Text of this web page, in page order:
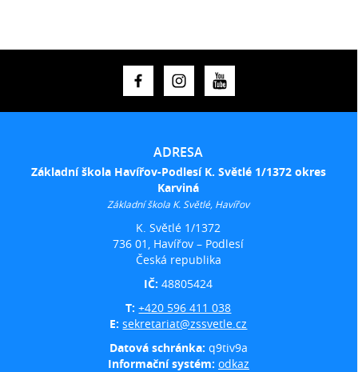
ADRESA
Základní škola Havířov-Podlesí K. Světlé 1/1372 okres
Karviná
Základní škola K. Světlé, Havířov
K. Světlé 1/1372
736 01, Havířov – Podlesí
Česká republika
IČ:48805424
T:+420 596 411 038
E:sekretariat@zssvetle.cz
Datová schránka: q9tiv9a
Informační systém: odkaz